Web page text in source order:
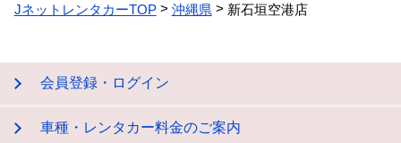
JネットレンタカーTOP 沖縄県 新石垣空港店
会員登録・ログイン
車種・レンタカー料金のご案内